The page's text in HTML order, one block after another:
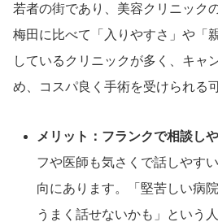
若者の街であり、美容クリニック
梅田に比べて「入りやすさ」や「
しているクリニックが多く、キャ
め、コスパ良く手術を受けられる
メリット：フランクで相談し
フや医師も気さくで話しやす
向にあります。「堅苦しい病
うまく話せないかも」という